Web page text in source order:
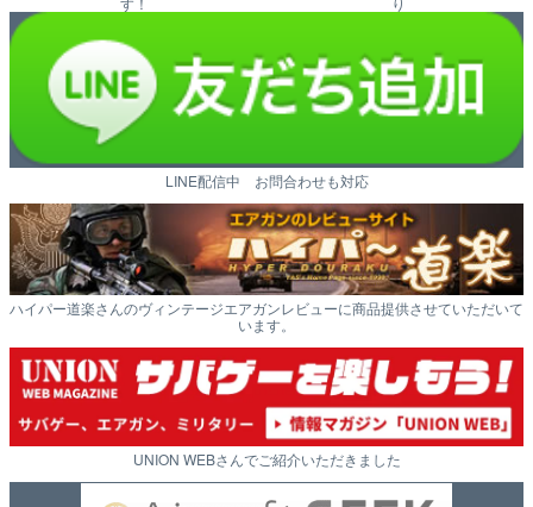
LINE配信中 お問合わせも対応
ハイパー道楽さんのヴィンテージエアガンレビューに商品提供させていただいて
います。
UNION WEBさんでご紹介いただきました